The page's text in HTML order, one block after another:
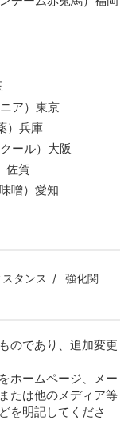
ア）東京
）兵庫
ール）大阪
佐賀
噌）愛知
タンス
強化関
のであり、追加変更
ホームページ、メー
たは他のメディア等
を明記してくださ